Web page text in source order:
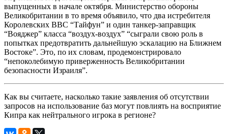
выпущенных в начале октября. Министерство обороны
Великобритании в то время объявило, что два истребителя
Королевских ВВС “Тайфун” и один танкер-заправщик
“Вояджер” класса “воздух-воздух” “сыграли свою роль в
попытках предотвратить дальнейшую эскалацию на Ближнем
Востоке”. Это, по их словам, продемонстрировало
“непоколебимую приверженность Великобритании
безопасности Израиля”.
Как вы считаете, насколько такие заявления об отсутствии
запросов на использование баз могут повлиять на восприятие
Кипра как нейтрального игрока в регионе?